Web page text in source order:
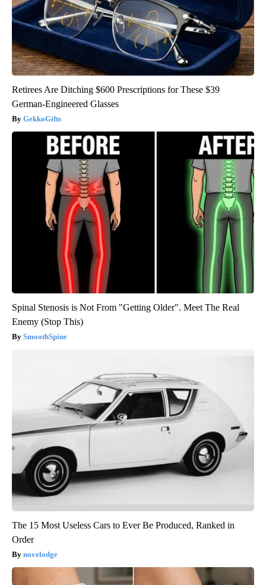
Retirees Are Ditching $600 Prescriptions for These $39
German-Engineered Glasses
GekkoGifts
Spinal Stenosis is Not From "Getting Older". Meet The Real
Enemy (Stop This)
SmoothSpine
The 15 Most Useless Cars to Ever Be Produced, Ranked in
Order
novelodge